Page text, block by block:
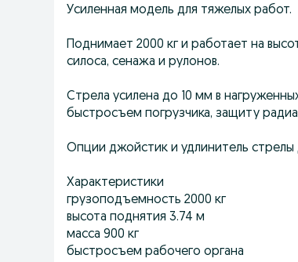
Усиленная модель для тяжелых работ.
Поднимает 2000 кг и работает на
силоса, сенажа и рулонов.
Стрела усилена до 10 мм в
быстросъем погрузчика, защиту
Опции джойстик и удлинитель стрелы
Характеристики
грузоподъемность 2000 кг
высота поднятия 3.74 м
масса 900 кг
быстросъем рабочего органа